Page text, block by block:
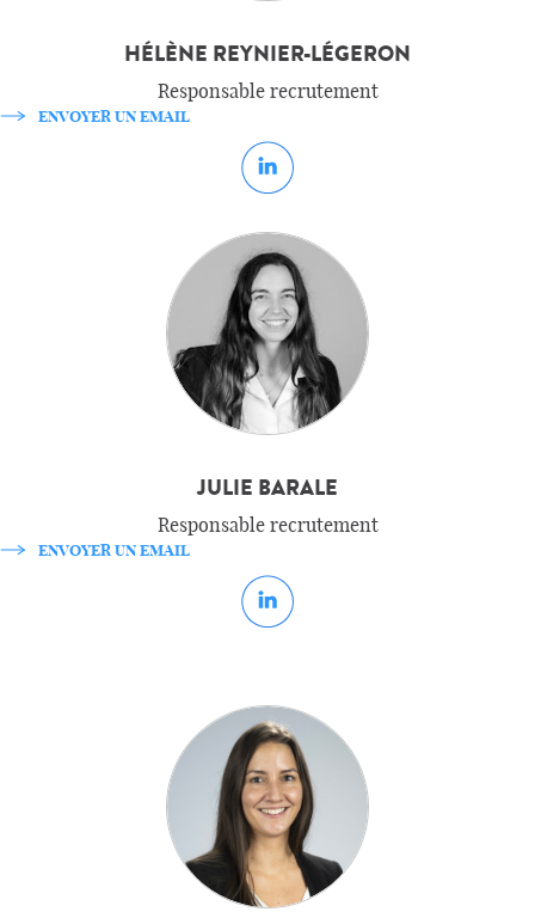
HÉLÈNE REYNIER-LÉGERON
Responsable recrutement
ENVOYER UN EMAIL
JULIE BARALE
Responsable recrutement
ENVOYER UN EMAIL